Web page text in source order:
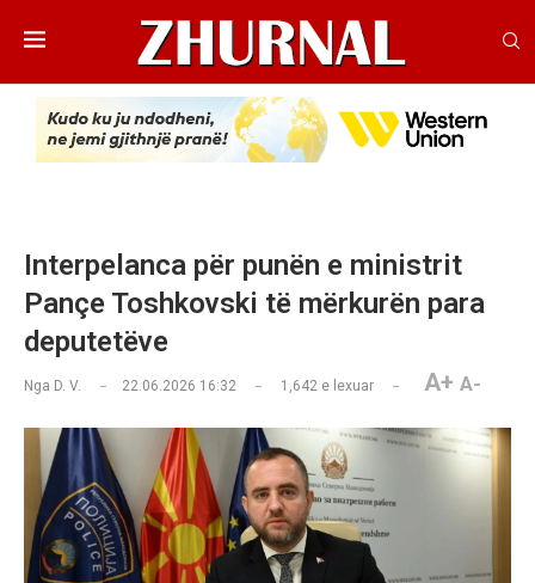
Interpelanca për punën e ministrit
Pançe Toshkovski të mërkurën para
deputetëve
Nga D. V. 22.06.2026 16:32 1,642 e lexuar A+ A-